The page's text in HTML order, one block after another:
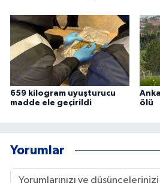
659 kilogram uyuşturucu
madde ele geçirildi
ölü
Yorumlar